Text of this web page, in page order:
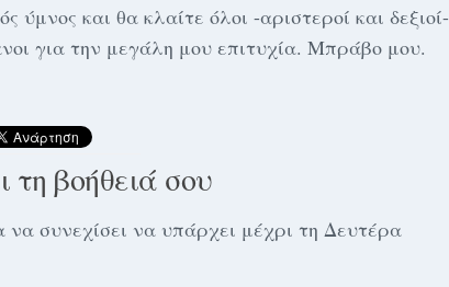
ύμνος και θα κλαίτε όλοι -αριστεροί και δεξιοί-
για την μεγάλη μου επιτυχία. Μπράβο μου.
τη βοήθειά σου
να συνεχίσει να υπάρχει μέχρι τη Δευτέρα